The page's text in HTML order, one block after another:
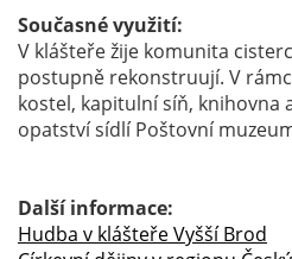
Současné využití:
V klášteře žije komunita
postupně rekonstruují. V
kostel, kapitulní síň, knihovna
opatství sídlí Poštovní
Další informace:
Hudba v klášteře Vyšší Brod